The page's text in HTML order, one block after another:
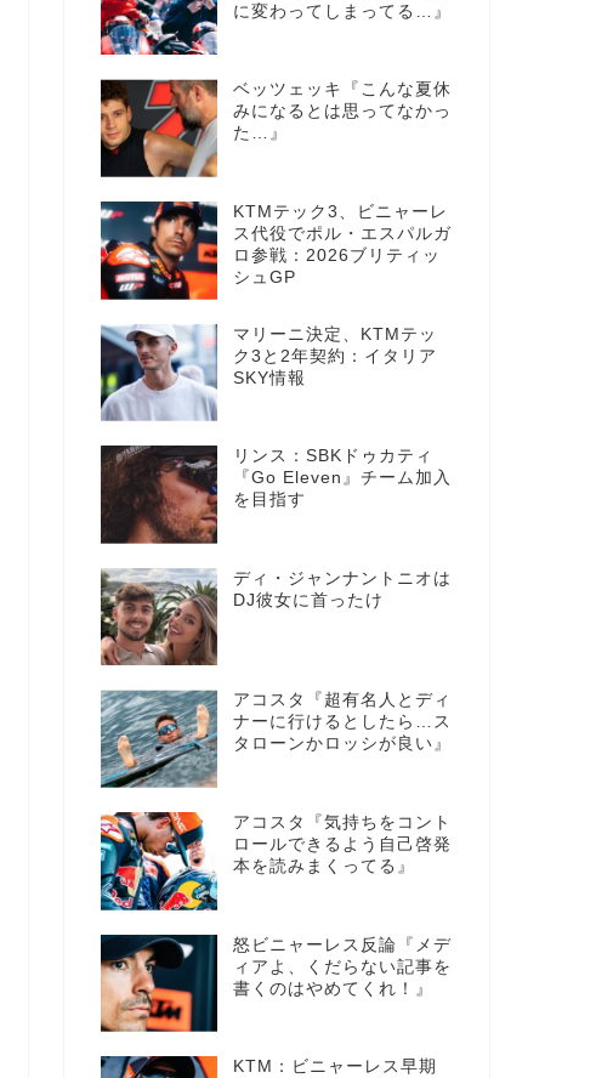
に変わってしまってる…』
ベッツェッキ『こんな夏休
みになるとは思ってなかっ
た…』
KTMテック3、ビニャーレ
ス代役でポル・エスパルガ
ロ参戦：2026ブリティッ
シュGP
マリーニ決定、KTMテッ
ク3と2年契約：イタリア
SKY情報
リンス：SBKドゥカティ
『Go Eleven』チーム加入
を目指す
ディ・ジャンナントニオは
DJ彼女に首ったけ
アコスタ『超有名人とディ
ナーに行けるとしたら…ス
タローンかロッシが良い』
アコスタ『気持ちをコント
ロールできるよう自己啓発
本を読みまくってる』
怒ビニャーレス反論『メデ
ィアよ、くだらない記事を
書くのはやめてくれ！』
KTM：ビニャーレス早期